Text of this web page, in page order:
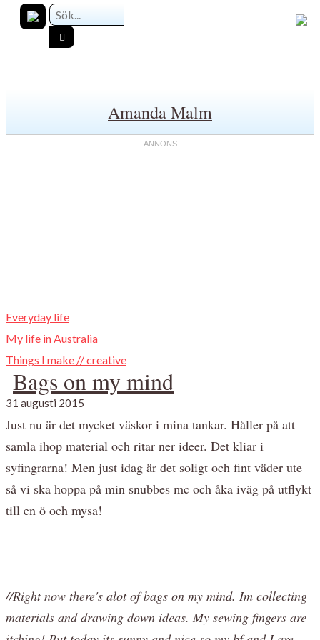
Amanda Malm
Everyday life
My life in Australia
Things I make // creative
Bags on my mind
31 augusti 2015
Just nu är det mycket väskor i mina tankar. Håller på att
samla ihop material och ritar ner ideer. Det kliar i
syfingrarna! Men just idag är det soligt och fint väder ute
så vi ska hoppa på min snubbes mc och åka iväg på utflykt
till en ö och mysa!
//Right now there's alot of bags on my mind. Im collecting
materials and drawing down ideas. My sewing fingers are